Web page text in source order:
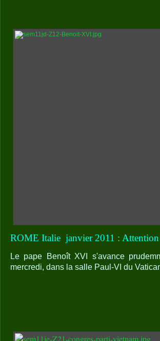
ROME Italie janvier 2011 : Attention
Le pape Benoît XVI s'avance
mercredi, dans la salle Paul-VI du